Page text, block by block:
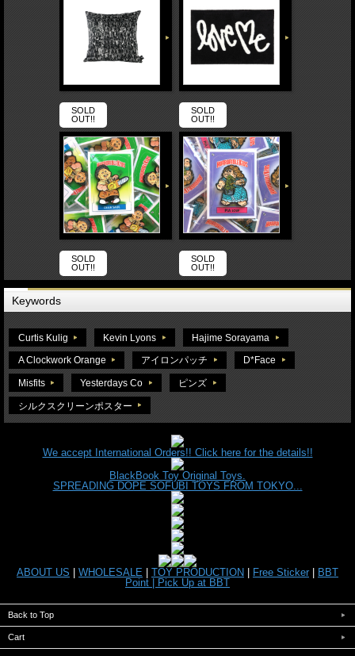
SOLD
OUT!!
SOLD
OUT!!
SOLD
OUT!!
SOLD
OUT!!
Keywords
Curtis Kulig Kevin Lyons Hajime Sorayama
A Clockwork Orange アイロンパッチ D*Face
Misfits Yesterdays Co ピンズ
シルクスクリーンポスター
We accept International Orders!! Click here for the details!!
BlackBook Toy Original Toys.
SPREADING DOPE SOFUBI TOYS FROM TOKYO...
ABOUT US WHOLESALE TOY PRODUCTION Free Sticker
BBT
Point |
Pick Up at BBT
Back to Top
Cart